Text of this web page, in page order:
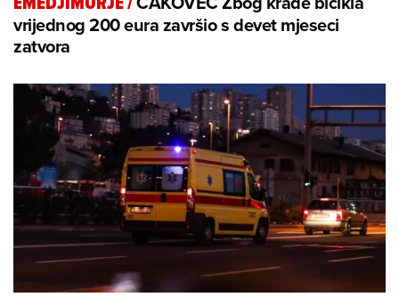
vrijednog 200 eura završio s devet mjeseci
zatvora